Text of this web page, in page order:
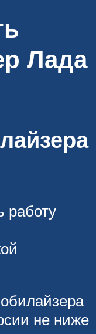
Лада
работу
не ниже